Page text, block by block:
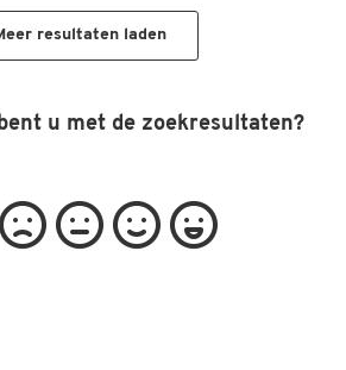
resultaten laden
u met de zoekresultaten?